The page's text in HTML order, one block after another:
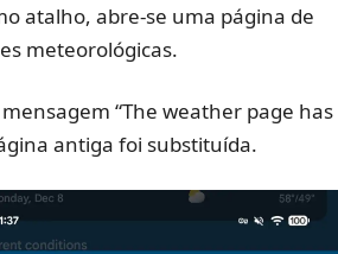
atalho, abre-se uma página de
meteorológicas.
“The weather page has
antiga foi substituída.